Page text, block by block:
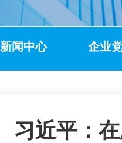
新闻中心 企业
习近平：